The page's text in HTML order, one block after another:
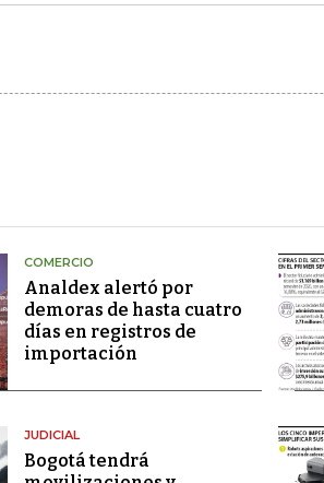
COMERCIO
Analdex alertó por
demoras de hasta cuatro
días en registros de
importación
JUDICIAL
Bogotá tendrá